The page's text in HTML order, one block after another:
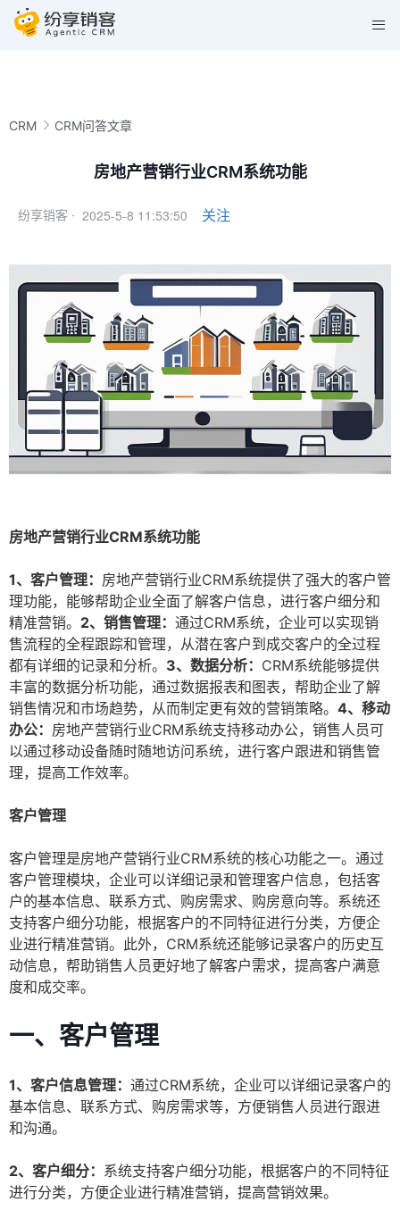
CRM CRM问答文章
房地产营销行业CRM系统功能
纷享销客 · 2025-5-8 11:53:50 关注
房地产营销行业CRM系统功能
1、客户管理： 房地产营销行业CRM系统提供了强大的客户管
理功能，能够帮助企业全面了解客户信息，进行客户细分和
精准营销。 2、销售管理： 通过CRM系统，企业可以实现销
售流程的全程跟踪和管理，从潜在客户到成交客户的全过程
都有详细的记录和分析。 3、数据分析： CRM系统能够提供
丰富的数据分析功能，通过数据报表和图表，帮助企业了解
销售情况和市场趋势，从而制定更有效的营销策略。 4、移动
办公： 房地产营销行业CRM系统支持移动办公，销售人员可
以通过移动设备随时随地访问系统，进行客户跟进和销售管
理，提高工作效率。
客户管理
客户管理是房地产营销行业CRM系统的核心功能之一。通过
客户管理模块，企业可以详细记录和管理客户信息，包括客
户的基本信息、联系方式、购房需求、购房意向等。系统还
支持客户细分功能，根据客户的不同特征进行分类，方便企
业进行精准营销。此外，CRM系统还能够记录客户的历史互
动信息，帮助销售人员更好地了解客户需求，提高客户满意
度和成交率。
一、客户管理
1、客户信息管理： 通过CRM系统，企业可以详细记录客户的
基本信息、联系方式、购房需求等，方便销售人员进行跟进
和沟通。
2、客户细分： 系统支持客户细分功能，根据客户的不同特征
进行分类，方便企业进行精准营销，提高营销效果。